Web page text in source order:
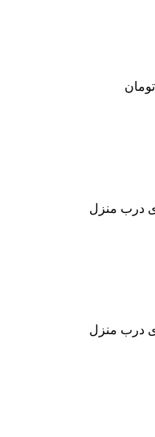
درب منزل
درب منزل